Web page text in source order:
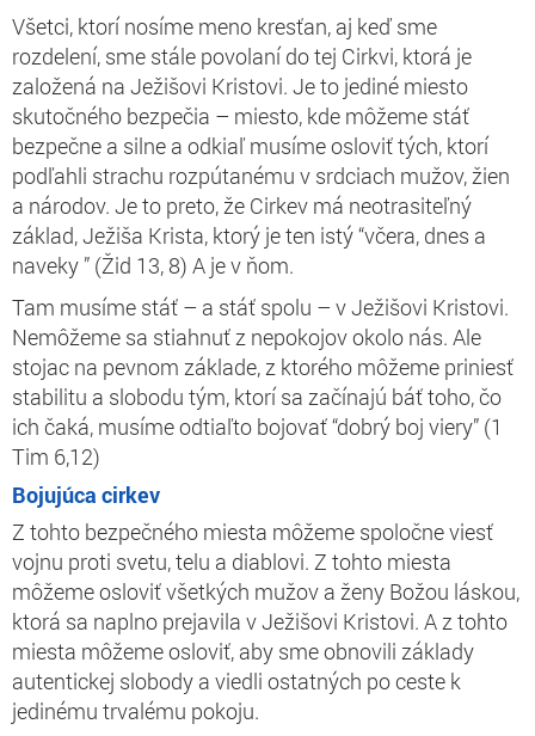
Všetci, ktorí nosíme meno kresťan, aj keď sme
rozdelení, sme stále povolaní do tej Cirkvi, ktorá je
založená na Ježišovi Kristovi. Je to jediné miesto
skutočného bezpečia – miesto, kde môžeme stáť
bezpečne a silne a odkiaľ musíme osloviť tých, ktorí
podľahli strachu rozpútanému v srdciach mužov, žien
a národov. Je to preto, že Cirkev má neotrasiteľný
základ, Ježiša Krista, ktorý je ten istý “včera, dnes a
naveky ” (Žid 13, 8) A je v ňom.
Tam musíme stáť – a stáť spolu – v Ježišovi Kristovi.
Nemôžeme sa stiahnuť z nepokojov okolo nás. Ale
stojac na pevnom základe, z ktorého môžeme priniesť
stabilitu a slobodu tým, ktorí sa začínajú báť toho, čo
ich čaká, musíme odtiaľto bojovať “dobrý boj viery” (1
Tim 6,12)
Bojujúca cirkev
Z tohto bezpečného miesta môžeme spoločne viesť
vojnu proti svetu, telu a diablovi. Z tohto miesta
môžeme osloviť všetkých mužov a ženy Božou láskou,
ktorá sa naplno prejavila v Ježišovi Kristovi. A z tohto
miesta môžeme osloviť, aby sme obnovili základy
autentickej slobody a viedli ostatných po ceste k
jedinému trvalému pokoju.